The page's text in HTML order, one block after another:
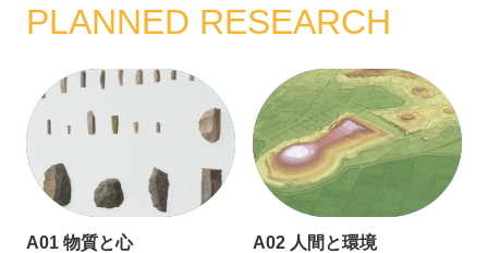
PLANNED RESEARCH
A01 物質と心 A02 人間と環境